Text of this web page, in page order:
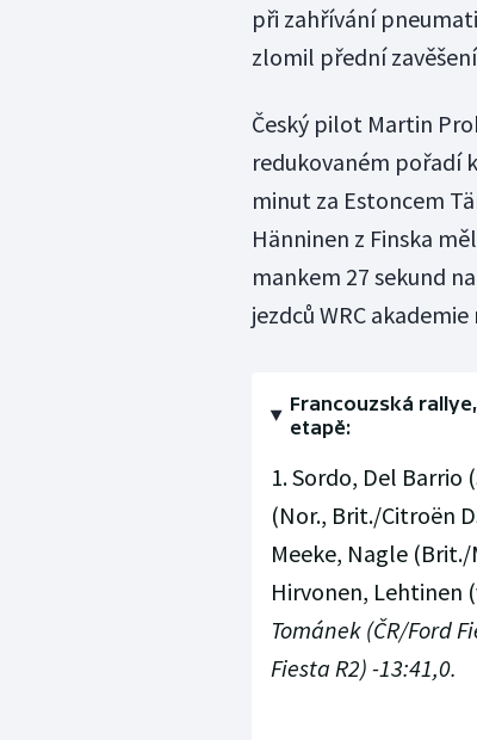
při zahřívání
zlomil přední
Český pilot Martin
redukovaném pořadí
minut za Estoncem
Hänninen z Finska
mankem 27 sekund
jezdců WRC
Francouzská
etapě:
1. Sordo, Del Barrio
(Nor., Brit./Citroën
Meeke, Nagle
Hirvonen, Lehtinen
Tománek (ČR/Ford
Fiesta R2) -13:41,0.